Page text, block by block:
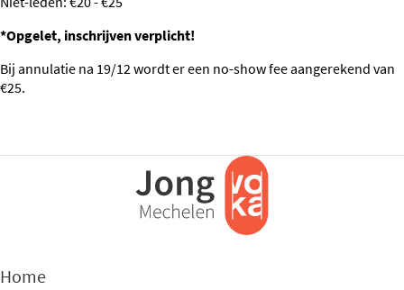
*Opgelet, inschrijven verplicht!
Bij annulatie na 19/12 wordt er een no-show fee aangerekend van
€25.
Home